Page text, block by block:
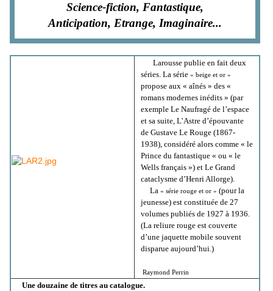
Science-fiction, Fantastique,
Anticipation, Etrange, Imaginaire...
Larousse publie en fait deux
séries. La série « beige et or »
propose aux « aînés » des «
romans modernes inédits » (par
exemple Le Naufragé de l’espace
et sa suite, L’Astre d’épouvante
de Gustave Le Rouge (1867-
1938), considéré alors comme « le
Prince du fantastique « ou « le
Wells français ») et Le Grand
cataclysme d’Henri Allorge).
La « série rouge et or » (pour la
jeunesse) est constituée de 27
volumes publiés de 1927 à 1936.
(La reliure rouge est couverte
d’une jaquette mobile souvent
disparue aujourd’hui.)
Raymond Perrin
Une douzaine de titres au catalogue.